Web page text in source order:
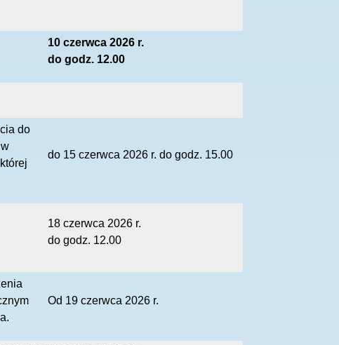
10 czerwca 2026 r.
do godz. 12.00
do
w
do 15 czerwca 2026 r. do godz. 15.00
18 czerwca 2026 r.
do godz. 12.00
Od 19 czerwca 2026 r.